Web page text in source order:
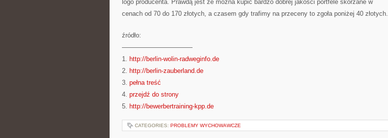
logo producenta. Prawdą jest że można kupić bardzo dobrej jakości portfele skórzane w
cenach od 70 do 170 złotych, a czasem gdy trafimy na przeceny to zgoła poniżej 40 złotych.
źródło:
———————————
1. http://berlin-wolin-radweginfo.de
2. http://berlin-zauberland.de
3. pełna treść
4. przejdź do strony
5. http://bewerbertraining-kpp.de
CATEGORIES: PROBLEMY WYCHOWAWCZE